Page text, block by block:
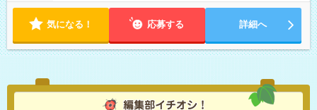
気になる！ 応募する 詳細へ